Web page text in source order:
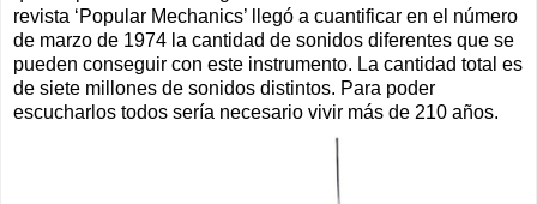
revista ‘Popular Mechanics’ llegó a cuantificar en el número
de marzo de 1974 la cantidad de sonidos diferentes que se
pueden conseguir con este instrumento. La cantidad total es
de siete millones de sonidos distintos. Para poder
escucharlos todos sería necesario vivir más de 210 años.